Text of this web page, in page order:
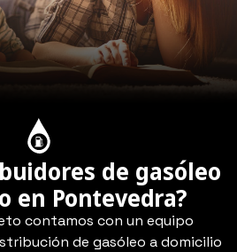
de gasóleo
en Pontevedra?
contamos con un equipo
de gasóleo a domicilio